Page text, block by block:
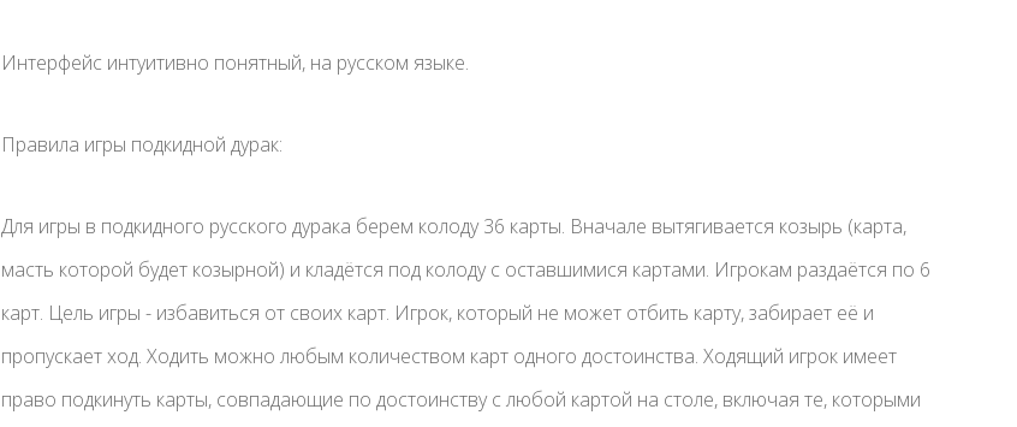
Интерфейс интуитивно понятный, на русском языке.
Правила игры подкидной дурак:
Для игры в подкидного русского дурака берем колоду 36 карты. Вначале вытягивается козырь (карта,
масть которой будет козырной) и кладётся под колоду с оставшимися картами. Игрокам раздаётся по 6
карт. Цель игры - избавиться от своих карт. Игрок, который не может отбить карту, забирает её и
пропускает ход. Ходить можно любым количеством карт одного достоинства. Ходящий игрок имеет
право подкинуть карты, совпадающие по достоинству с любой картой на столе, включая те, которыми